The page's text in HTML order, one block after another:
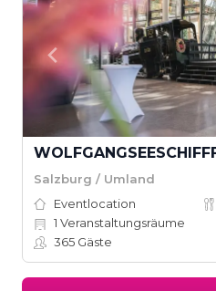
Salzburg / Umland
Eventlocation
1 Veranstaltungsräume
365 Gäste